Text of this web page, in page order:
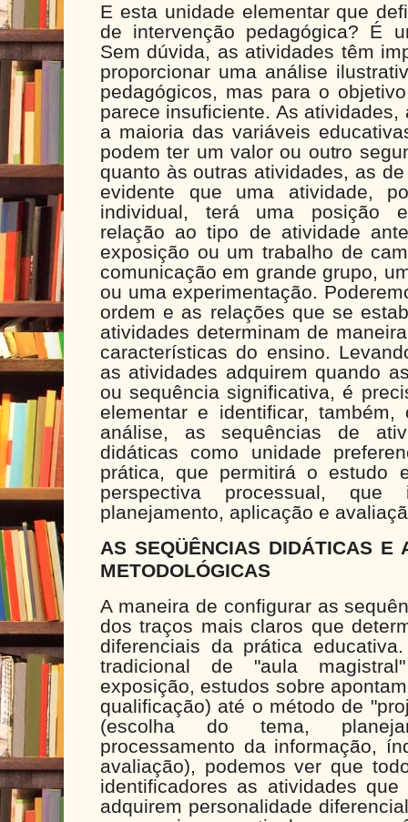
E esta unidade elementar que
de intervenção pedagógica? É
Sem dúvida, as atividades têm
proporcionar uma análise
pedagógicos, mas para o
parece insuficiente. As
a maioria das variáveis
podem ter um valor ou outro
quanto às outras atividades, as
evidente que uma atividade,
individual, terá uma posição
relação ao tipo de atividade
exposição ou um trabalho de
comunicação em grande grupo,
ou uma experimentação.
ordem e as relações que se
atividades determinam de
características do ensino.
as atividades adquirem quando
ou sequência significativa, é
elementar e identificar,
análise, as sequências de
didáticas como unidade
prática, que permitirá o estudo
perspectiva processual,
planejamento, aplicação e
AS SEQÜÊNCIAS DIDÁTICAS E
METODOLÓGICAS
A maneira de configurar as
dos traços mais claros que
diferenciais da prática
tradicional de "aula
exposição, estudos sobre
qualificação) até o método de
(escolha do tema,
processamento da informação,
avaliação), podemos ver que
identificadores as atividades
adquirem personalidade